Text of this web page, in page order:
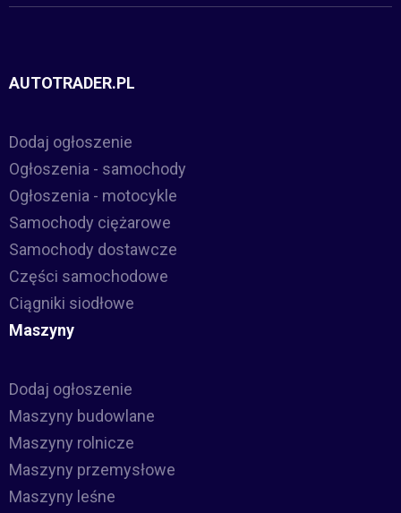
AUTOTRADER.PL
Dodaj ogłoszenie
Ogłoszenia - samochody
Ogłoszenia - motocykle
Samochody ciężarowe
Samochody dostawcze
Części samochodowe
Ciągniki siodłowe
Maszyny
Dodaj ogłoszenie
Maszyny budowlane
Maszyny rolnicze
Maszyny przemysłowe
Maszyny leśne